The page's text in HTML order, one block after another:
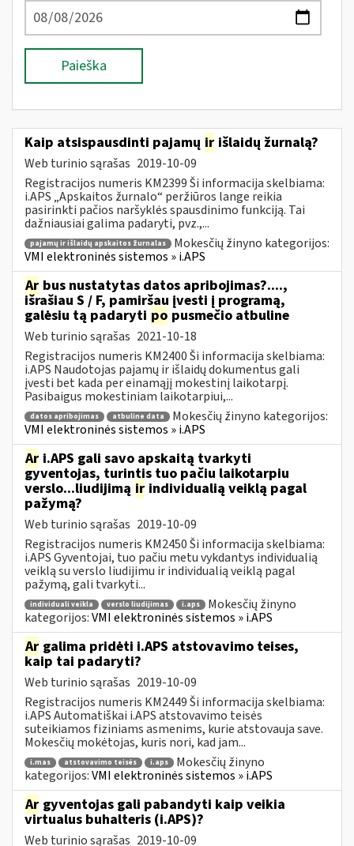
Paieška
Kaip atsispausdinti pajamų ir išlaidų žurnalą?
Web turinio sąrašas 2019-10-09
Registracijos numeris KM2399 Ši informacija skelbiama:
i.APS „Apskaitos žurnalo“ peržiūros lange reikia
pasirinkti pačios naršyklės spausdinimo funkciją. Tai
dažniausiai galima padaryti, pvz.,...
pajamų ir išlaidų apskaitos žurnalas
Mokesčių žinyno kategorijos:
VMI elektroninės sistemos » i.APS
Ar bus nustatytas datos apribojimas?....,
išrašiau S / F, pamiršau įvesti į programą,
galėsiu tą padaryti po pusmečio atbuline
Web turinio sąrašas 2021-10-18
Registracijos numeris KM2400 Ši informacija skelbiama:
i.APS Naudotojas pajamų ir išlaidų dokumentus gali
įvesti bet kada per einamąjį mokestinį laikotarpį.
Pasibaigus mokestiniam laikotarpiui,...
datos apribojimas atbuline data
Mokesčių žinyno kategorijos:
VMI elektroninės sistemos » i.APS
Ar i.APS gali savo apskaitą tvarkyti
gyventojas, turintis tuo pačiu laikotarpiu
verslo...liudijimą ir individualią veiklą pagal
pažymą?
Web turinio sąrašas 2019-10-09
Registracijos numeris KM2450 Ši informacija skelbiama:
i.APS Gyventojai, tuo pačiu metu vykdantys individualią
veiklą su verslo liudijimu ir individualią veiklą pagal
pažymą, gali tvarkyti...
individuali veikla verslo liudijimas i.aps
Mokesčių žinyno
kategorijos:VMI elektroninės sistemos » i.APS
Ar galima pridėti i.APS atstovavimo teises,
kaip tai padaryti?
Web turinio sąrašas 2019-10-09
Registracijos numeris KM2449 Ši informacija skelbiama:
i.APS Automatiškai i.APS atstovavimo teisės
suteikiamos fiziniams asmenims, kurie atstovauja save.
Mokesčių mokėtojas, kuris nori, kad jam...
i.mas atstovavimo teisės i.aps
Mokesčių žinyno
kategorijos:VMI elektroninės sistemos » i.APS
Ar gyventojas gali pabandyti kaip veikia
virtualus buhalteris (i.APS)?
Web turinio sąrašas 2019-10-09